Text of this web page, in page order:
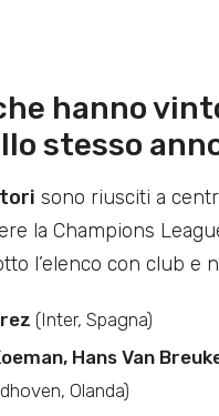
hanno
stesso
sono riusciti a
la Champions
l’elenco con club e
(Inter, Spagna)
Hans Van
Olanda)